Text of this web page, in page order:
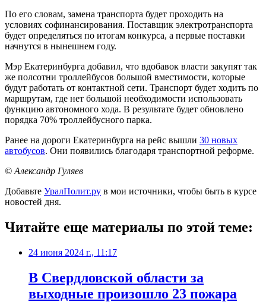
По его словам, замена транспорта будет проходить на
условиях софинансирования. Поставщик электротранспорта
будет определяться по итогам конкурса, а первые поставки
начнутся в нынешнем году.
Мэр Екатеринбурга добавил, что вдобавок власти закупят так
же полсотни троллейбусов большой вместимости, которые
будут работать от контактной сети. Транспорт будет ходить по
маршрутам, где нет большой необходимости использовать
функцию автономного хода. В результате будет обновлено
порядка 70% троллейбусного парка.
Ранее на дороги Екатеринбурга на рейс вышли 30 новых
автобусов. Они появились благодаря транспортной реформе.
© Александр Гуляев
Добавьте УралПолит.ру в мои источники, чтобы быть в курсе
новостей дня.
Читайте еще материалы по этой теме:
24 июня 2024 г., 11:17
В Свердловской области за
выходные произошло 23 пожара